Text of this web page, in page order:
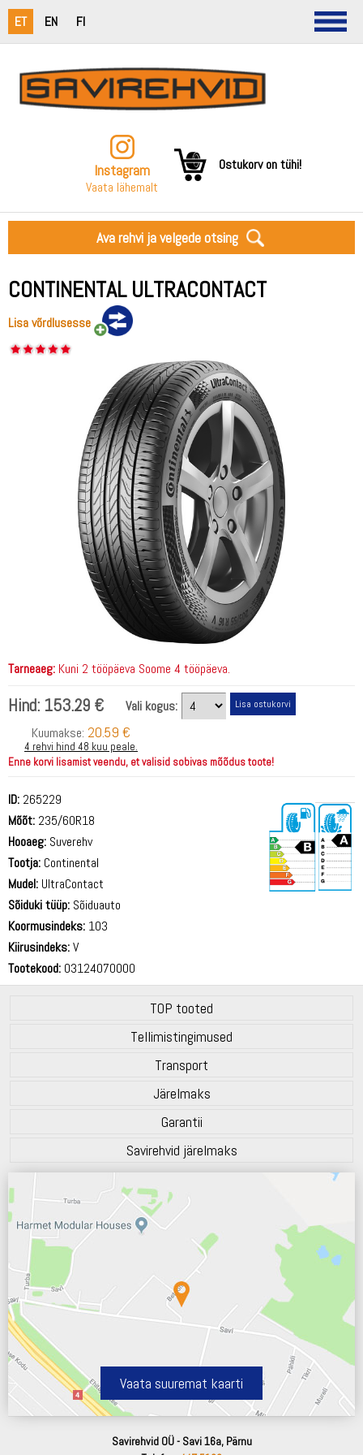
ET EN FI
Instagram
Vaata lähemalt
Ostukorv on tühi!
Ava rehvi ja velgede otsing
CONTINENTAL ULTRACONTACT
Lisa võrdlusesse
Tarneaeg: Kuni 2 tööpäeva Soome 4 tööpäeva.
Hind: 153.29 €
Vali kogus:
Kuumakse: 20.59 €
4 rehvi hind 48 kuu peale.
Enne korvi lisamist veendu, et valisid sobivas mõõdus toote!
ID: 265229
Mõõt: 235/60R18
Hooaeg: Suverehv
Tootja: Continental
Mudel: UltraContact
Sõiduki tüüp: Sõiduauto
Koormusindeks: 103
Kiirusindeks:V
Tootekood: 03124070000
TOP tooted
Tellimistingimused
Transport
Järelmaks
Garantii
Savirehvid järelmaks
Vaata suuremat kaarti
Savirehvid OÜ - Savi 16a, Pärnu